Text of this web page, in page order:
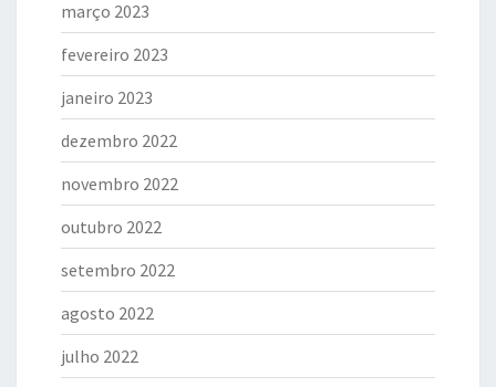
março 2023
fevereiro 2023
janeiro 2023
dezembro 2022
novembro 2022
outubro 2022
setembro 2022
agosto 2022
julho 2022